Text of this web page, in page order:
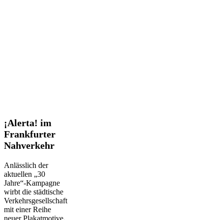
¡Alerta!
im
Frankfurter
Nahverkehr
¡Alerta! im
Frankfurter
Nahverkehr
Anlässlich der
aktuellen „30
Jahre“-Kampagne
wirbt die städtische
Verkehrsgesellschaft
mit einer Reihe